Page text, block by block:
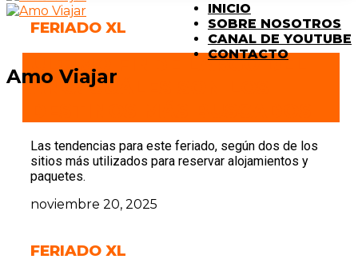
Amo Viajar
INICIO
SOBRE NOSOTROS
CANAL DE YOUTUBE
CONTACTO
FERIADO XL
ÚLTIMO FINDE LARGO DEL
AÑO: CUÁLES SON LOS
Las tendencias para este feriado, según dos de los
sitios más utilizados para reservar alojamientos y
paquetes.
noviembre 20, 2025
FERIADO XL